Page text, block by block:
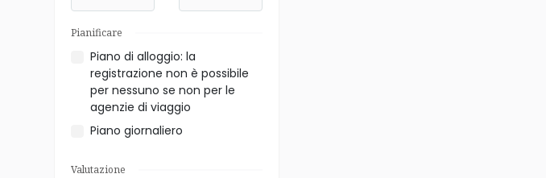
Pianificare
Piano di alloggio: la
registrazione non è possibile
per nessuno se non per le
agenzie di viaggio
Piano giornaliero
Valutazione